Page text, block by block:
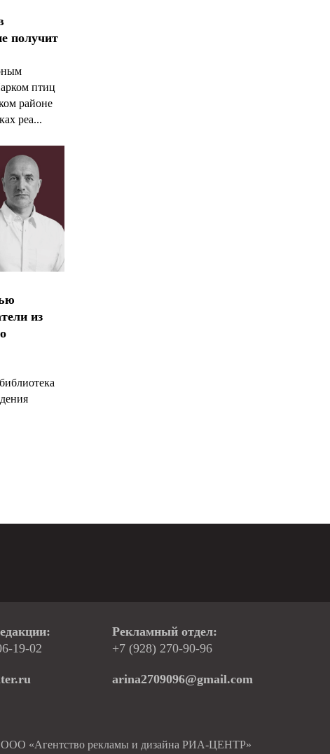
получит
птиц
районе
реа...
из
19-02
Рекламный отдел:
+7 (928) 270-90-96
arina2709096@gmail.com
ООО «Агентство рекламы и дизайна РИА-ЦЕНТР»